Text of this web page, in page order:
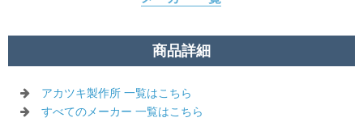
商品詳細
アカツキ製作所 一覧はこちら
すべてのメーカー 一覧はこちら